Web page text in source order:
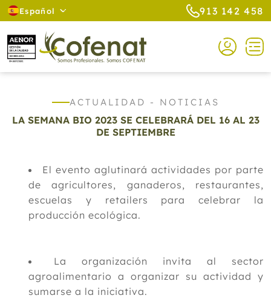
Español 913 142 458
ACTUALIDAD - NOTICIAS
LA SEMANA BIO 2023 SE CELEBRARÁ DEL 16 AL 23
DE SEPTIEMBRE
El evento aglutinará actividades por parte
de agricultores, ganaderos, restaurantes,
escuelas y retailers para celebrar la
producción ecológica.
La organización invita al sector
agroalimentario a organizar su actividad y
sumarse a la iniciativa.